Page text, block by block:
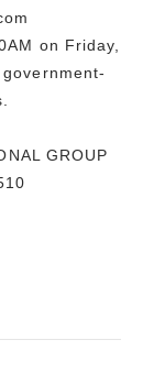
on Friday,
GROUP